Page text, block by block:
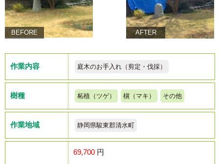
BEFORE AFTER
作業内容 庭木のお手入れ（剪定・伐採）
樹種 柘植（ツゲ） 槇（マキ） その他
作業地域 静岡県駿東郡清水町
69,700 円